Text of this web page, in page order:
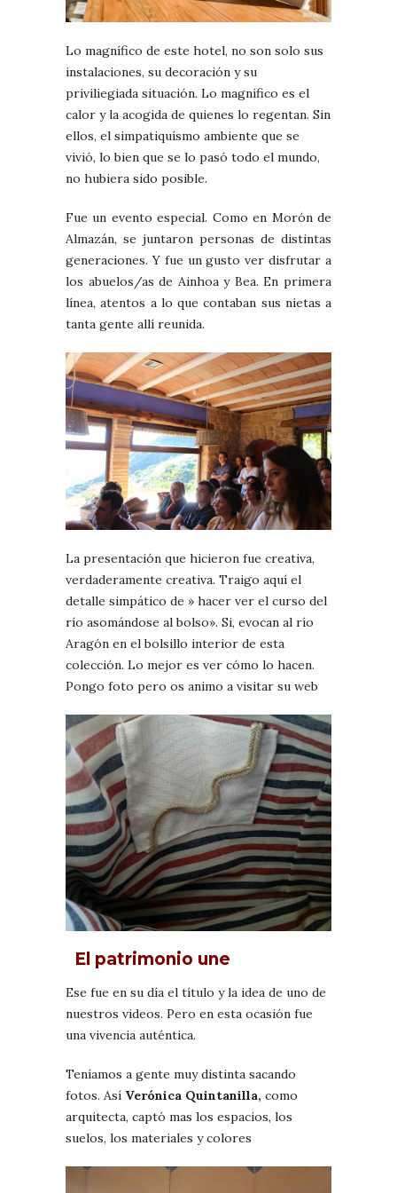
Lo magnífico de este hotel, no son solo sus
instalaciones, su decoración y su
priviliegiada situación. Lo magnífico es el
calor y la acogida de quienes lo regentan. Sin
ellos, el simpatiquísmo ambiente que se
vivió, lo bien que se lo pasó todo el mundo,
no hubiera sido posible.
Fue un evento especial. Como en Morón de
Almazán, se juntaron personas de distintas
generaciones. Y fue un gusto ver disfrutar a
los abuelos/as de Ainhoa y Bea. En primera
línea, atentos a lo que contaban sus nietas a
tanta gente allí reunida.
La presentación que hicieron fue creativa,
verdaderamente creativa. Traigo aquí el
detalle simpático de » hacer ver el curso del
río asomándose al bolso». Si, evocan al río
Aragón en el bolsillo interior de esta
colección. Lo mejor es ver cómo lo hacen.
Pongo foto pero os animo a visitar su web
El patrimonio une
Ese fue en su día el título y la idea de uno de
nuestros videos. Pero en esta ocasión fue
una vivencia auténtica.
Teníamos a gente muy distinta sacando
fotos. Así Verónica Quintanilla, como
arquitecta, captó mas los espacios, los
suelos, los materiales y colores